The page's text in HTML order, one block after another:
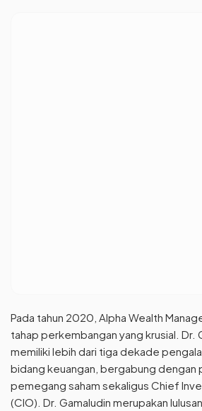
Pada tahun 2020, Alpha Wealth
tahap perkembangan yang krusial. Dr.
memiliki lebih dari tiga dekade
bidang keuangan, bergabung dengan
pemegang saham sekaligus Chief
(CIO). Dr. Gamaludin merupakan